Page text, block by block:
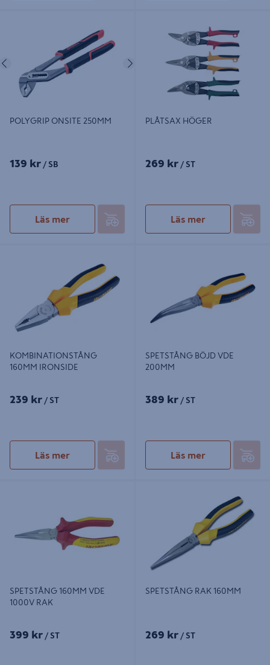
Föregående
POLYGRIP ONSITE 250MM
139 kr / SB
Läs mer
PLÅTSAX HÖGER
269 kr / ST
Läs mer
KOMBINATIONSTÅNG
160MM IRONSIDE
239 kr / ST
Läs mer
SPETSTÅNG BÖJD VDE
200MM
389 kr / ST
Läs mer
SPETSTÅNG 160MM VDE
1000V RAK
399 kr / ST
SPETSTÅNG RAK 160MM
269 kr / ST